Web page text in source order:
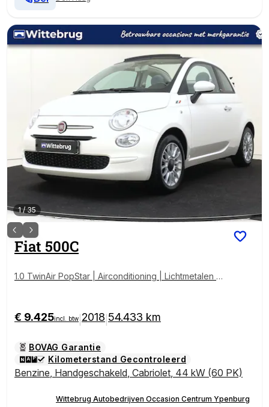
1/35
Fiat 500C
1.0 TwinAir PopStar | Airconditioning | Lichtmetalen V
€ 9.425incl. btw 2018 54.433 km
BOVAG Garantie
Kilometerstand Gecontroleerd
Benzine, Handgeschakeld, Cabriolet, 44 kW (60 PK)
Wittebrug Autobedrijven Occasion Centrum Ypenburg